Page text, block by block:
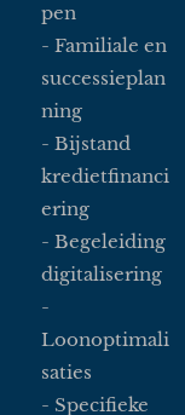
pen
- Familiale en
successieplan
ning
- Bijstand
kredietfinanci
ering
- Begeleiding
digitalisering
-
Loonoptimali
saties
- Specifieke